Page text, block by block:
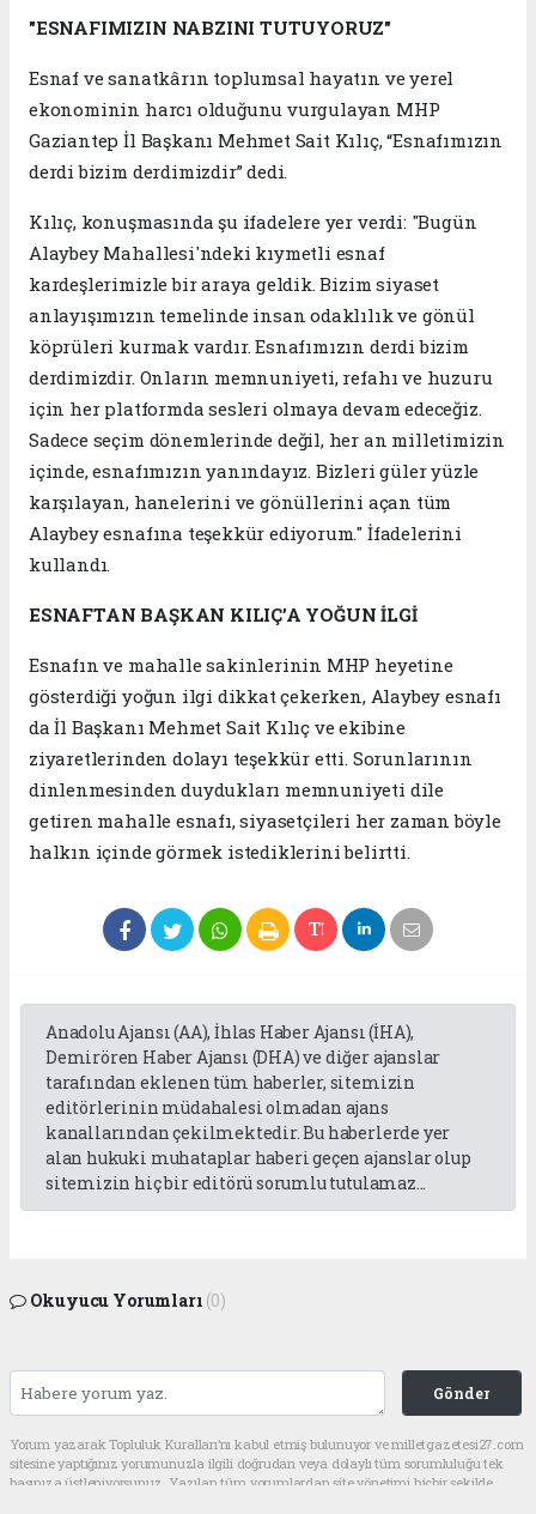
"ESNAFIMIZIN NABZINI TUTUYORUZ"
Esnaf ve sanatkârın toplumsal hayatın ve yerel
ekonominin harcı olduğunu vurgulayan MHP
Gaziantep İl Başkanı Mehmet Sait Kılıç, “Esnafımızın
derdi bizim derdimizdir” dedi.
Kılıç, konuşmasında şu ifadelere yer verdi: "Bugün
Alaybey Mahallesi'ndeki kıymetli esnaf
kardeşlerimizle bir araya geldik. Bizim siyaset
anlayışımızın temelinde insan odaklılık ve gönül
köprüleri kurmak vardır. Esnafımızın derdi bizim
derdimizdir. Onların memnuniyeti, refahı ve huzuru
için her platformda sesleri olmaya devam edeceğiz.
Sadece seçim dönemlerinde değil, her an milletimizin
içinde, esnafımızın yanındayız. Bizleri güler yüzle
karşılayan, hanelerini ve gönüllerini açan tüm
Alaybey esnafına teşekkür ediyorum." İfadelerini
kullandı.
ESNAFTAN BAŞKAN KILIÇ’A YOĞUN İLGİ
Esnafın ve mahalle sakinlerinin MHP heyetine
gösterdiği yoğun ilgi dikkat çekerken, Alaybey esnafı
da İl Başkanı Mehmet Sait Kılıç ve ekibine
ziyaretlerinden dolayı teşekkür etti. Sorunlarının
dinlenmesinden duydukları memnuniyeti dile
getiren mahalle esnafı, siyasetçileri her zaman böyle
halkın içinde görmek istediklerini belirtti.
Anadolu Ajansı (AA), İhlas Haber Ajansı (İHA),
Demirören Haber Ajansı (DHA) ve diğer ajanslar
tarafından eklenen tüm haberler, sitemizin
editörlerinin müdahalesi olmadan ajans
kanallarından çekilmektedir. Bu haberlerde yer
alan hukuki muhataplar haberi geçen ajanslar olup
sitemizin hiç bir editörü sorumlu tutulamaz...
Okuyucu Yorumları (0)
Gönder
Yorum yazarak Topluluk Kuralları’nı kabul etmiş bulunuyor ve milletgazetesi27.com
sitesine yaptığınız yorumunuzla ilgili doğrudan veya dolaylı tüm sorumluluğu tek
başınıza üstleniyorsunuz. Yazılan tüm yorumlardan site yönetimi hiçbir şekilde